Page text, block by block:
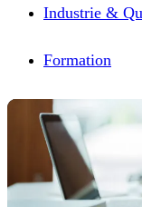
Industrie &
Formation